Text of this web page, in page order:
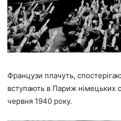
Французи плачуть,
вступають в Париж німецьких
червня 1940 року.